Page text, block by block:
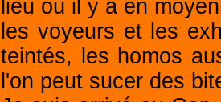
lieu où il y a en
les voyeurs et les
teintés, les homos
l'on peut sucer des